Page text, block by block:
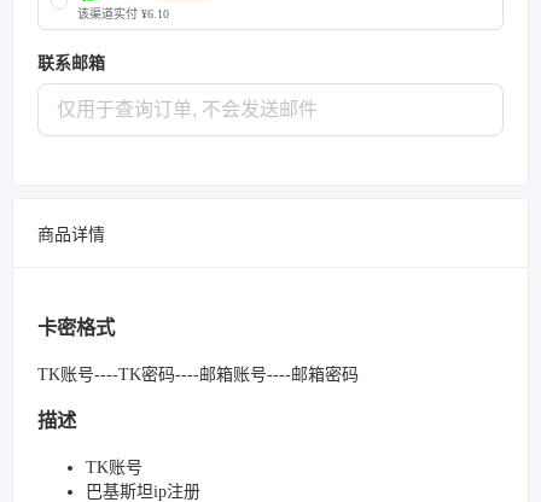
该渠道实付 ¥6.10
联系邮箱
商品详情
卡密格式
TK账号----TK密码----邮箱账号----邮箱密码
描述
TK账号
巴基斯坦ip注册